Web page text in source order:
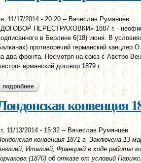
11/17/2014 - 20:20 --Вячеслав Румянцев
ПЕРЕСТРАХОВКИ» 1887 г. -
в Берлине 6(18) июня. В
противоречий германский канцлер
два фронта. Несмотря на союз с Австро-
германский договор 1879 г.
подробнее о договор перестраховки. 6(18)
конвенция
11/13/2014 - 15:32 --Вячеслав Румянцев
конвенция 1871 г. Заключена 13
Италией, Францией в ходе работы
(1870) об отказе от условий